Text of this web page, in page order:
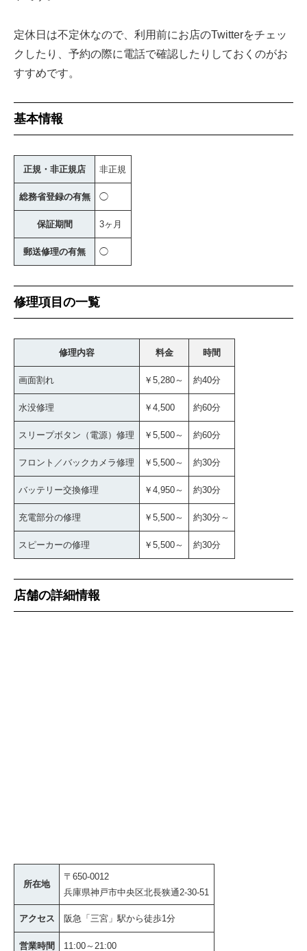
定休日は不定休なので、利用前にお店のTwitterをチェッ
クしたり、予約の際に電話で確認したりしておくのがお
すすめです。
基本情報
正規・非正規店 非正規
総務省登録の有無 ◯
保証期間 3ヶ月
郵送修理の有無 ◯
修理項目の一覧
修理内容 料金 時間
画面割れ ￥5,280～ 約40分
水没修理 ￥4,500 約60分
スリープボタン（電源）修理 ￥5,500～ 約60分
フロント／バックカメラ修理 ￥5,500～ 約30分
バッテリー交換修理 ￥4,950～ 約30分
充電部分の修理 ￥5,500～ 約30分～
スピーカーの修理 ￥5,500～ 約30分
店舗の詳細情報
所在地
〒650-0012
兵庫県神戸市中央区北長狭通2-30-51
アクセス 阪急「三宮」駅から徒歩1分
営業時間 11:00～21:00